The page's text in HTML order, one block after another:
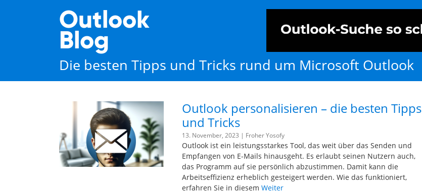
Outlook
Blog
Die besten Tipps und Tricks rund um Microsoft Outlook
Outlook personalisieren – die besten Tipps
und Tricks
13. November, 2023 | Froher Yosofy
Outlook ist ein leistungsstarkes Tool, das weit über das Senden und
Empfangen von E-Mails hinausgeht. Es erlaubt seinen Nutzern auch,
das Programm auf sie persönlich abzustimmen. Damit kann die
Arbeitseffizienz erheblich gesteigert werden. Wie das funktioniert,
erfahren Sie in diesemWeiter